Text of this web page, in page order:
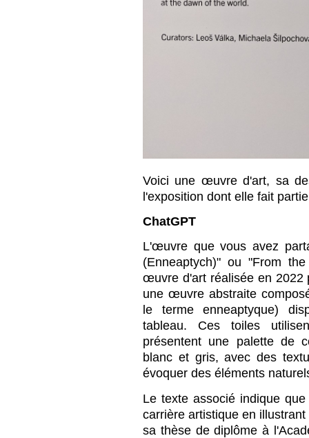
Voici une œuvre d'art, sa
l'exposition dont elle fait
ChatGPT
L'œuvre que vous avez
(Enneaptych)" ou "From
œuvre d'art réalisée en 2022
une œuvre abstraite
le terme enneaptyque)
tableau. Ces toiles
présentent une palette de
blanc et gris, avec des
évoquer des éléments
Le texte associé indique
carrière artistique en
sa thèse de diplôme à